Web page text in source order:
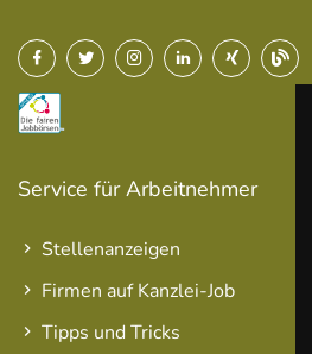
Service für Arbeitnehmer
Stellenanzeigen
Firmen auf Kanzlei-Job
Tipps und Tricks